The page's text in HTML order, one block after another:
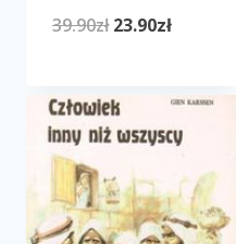
39.90zł Pierwotna
wynosiła:
39.90zł.
23.90złAktualna
wynosi:
23.90zł.